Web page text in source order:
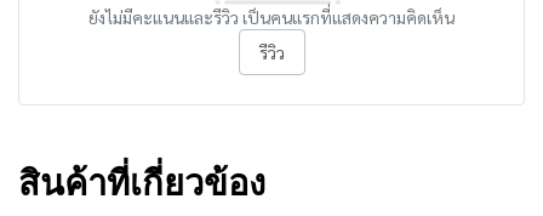
ยังไม่มีคะแนนและรีวิว เป็นคนแรกที่แสดงความคิดเห็น
รีวิว
สินค้าที่เกี่ยวข้อง